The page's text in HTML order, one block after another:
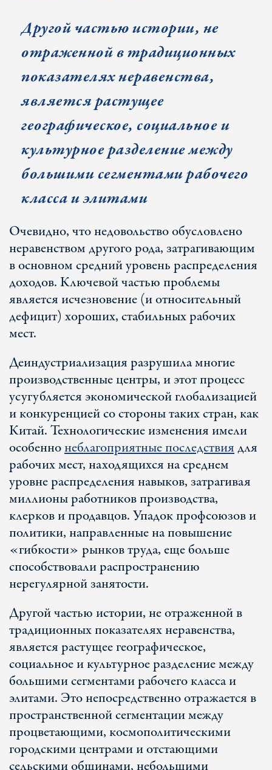
Другой частью истории, не
отраженной в традиционных
показателях неравенства,
является растущее
географическое, социальное и
культурное разделение между
большими сегментами рабочего
класса и элитами
Очевидно, что недовольство обусловлено
неравенством другого рода, затрагивающим
в основном средний уровень распределения
доходов. Ключевой частью проблемы
является исчезновение (и относительный
дефицит) хороших, стабильных рабочих
мест.
Деиндустриализация разрушила многие
производственные центры, и этот процесс
усугубляется экономической глобализацией
и конкуренцией со стороны таких стран, как
Китай. Технологические изменения имели
особеннонеблагоприятные последствиядля
рабочих мест, находящихся на среднем
уровне распределения навыков, затрагивая
миллионы работников производства,
клерков и продавцов. Упадок профсоюзов и
политики, направленные на повышение
«гибкости» рынков труда, еще больше
способствовали распространению
нерегулярной занятости.
Другой частью истории, не отраженной в
традиционных показателях неравенства,
является растущее географическое,
социальное и культурное разделение между
большими сегментами рабочего класса и
элитами. Это непосредственно отражается в
пространственной сегментации между
процветающими, космополитическими
городскими центрами и отстающими